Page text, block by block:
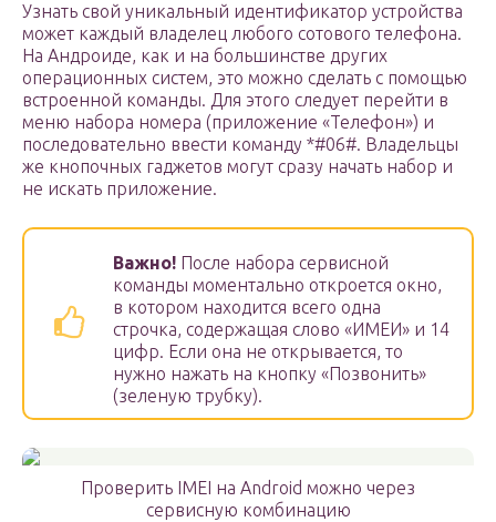
Узнать свой уникальный идентификатор устройства
может каждый владелец любого сотового телефона.
На Андроиде, как и на большинстве других
операционных систем, это можно сделать с помощью
встроенной команды. Для этого следует перейти в
меню набора номера (приложение «Телефон») и
последовательно ввести команду *#06#. Владельцы
же кнопочных гаджетов могут сразу начать набор и
не искать приложение.
Важно! После набора сервисной
команды моментально откроется окно,
в котором находится всего одна
строчка, содержащая слово «ИМЕИ» и 14
цифр. Если она не открывается, то
нужно нажать на кнопку «Позвонить»
(зеленую трубку).
Проверить IMEI на Android можно через
сервисную комбинацию